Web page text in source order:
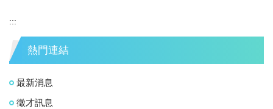
:::
熱門連結
最新消息
徵才訊息